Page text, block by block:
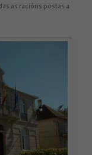
as racións postas a